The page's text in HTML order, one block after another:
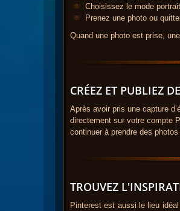
Choisissez le mode
Prenez une photo ou
Quand une photo est prise,
CRÉEZ ET PUBLIEZ
Après avoir pris une capture
directement sur votre compte
continuer à prendre des photos
TROUVEZ
Pinterest est aussi le lieu